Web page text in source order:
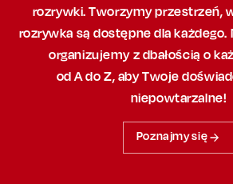
rozrywki. Tworzymy przestrzeń,
rozrywka są dostępne dla każdego.
organizujemy z dbałością o
od A do Z, abyTwoje
niepowtarzalne!
Poznajmy się